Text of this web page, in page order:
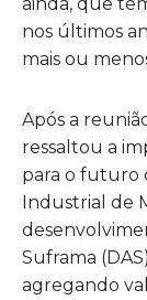
nos últimos
mais ou
Após a
ressaltou a
para o futuro
Industrial de
Suframa
agregando